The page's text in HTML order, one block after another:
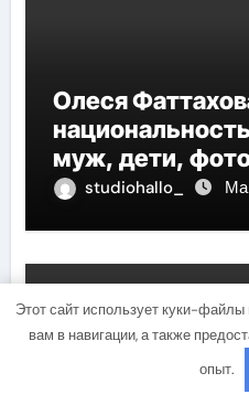
Олеся
муж, дети,
studiohallo_
Uncategorised
Этот сайт использует куки-файлы
вам в навигации, а также
опыт.